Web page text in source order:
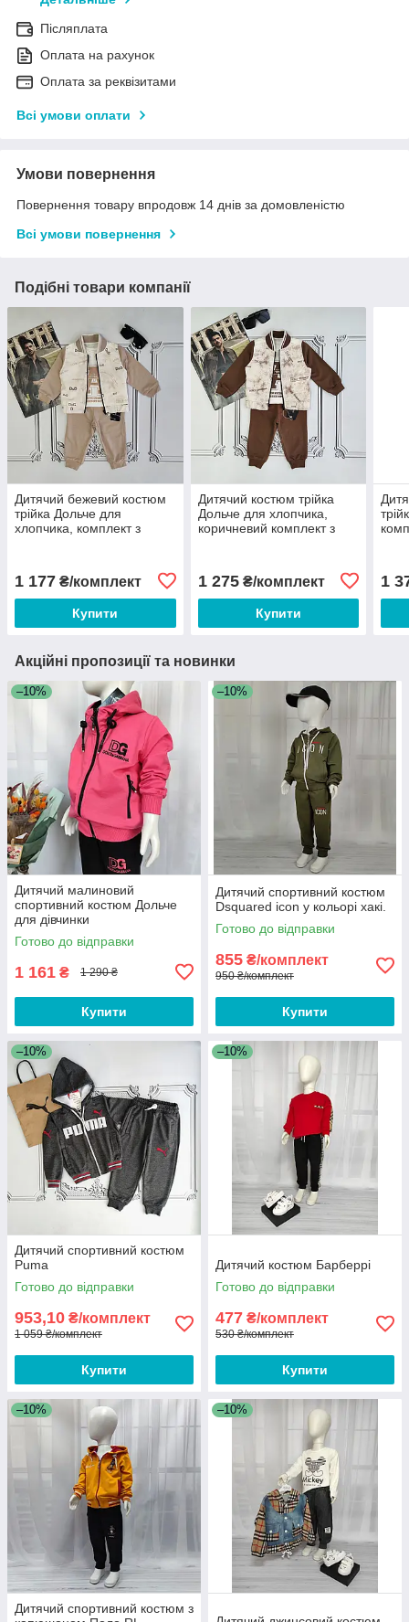
Післяплата
Оплата на рахунок
Оплата за реквізитами
Всі умови оплати
Умови повернення
Повернення товару впродовж 14 днів за домовленістю
Всі умови повернення
Подібні товари компанії
Дитячий бежевий костюм
трійка Дольче для
хлопчика, комплект з
1 177 ₴/комплект
Купити
Дитячий костюм трійка
Дольче для хлопчика,
коричневий комплект з
1 275₴/комплект
Купити
1
Акційні пропозиції та новинки
–10%
Дитячий малиновий
спортивний костюм Дольче
для дівчинки
Готово до відправки
1 161 ₴ 1 290 ₴
Купити
–10%
Дитячий спортивний костюм
Dsquared icon у кольорі хакі.
Готово до відправки
855 ₴/комплект
950 ₴/комплект
Купити
–10%
Дитячий спортивний костюм
Puma
Готово до відправки
953,10 ₴/комплект
1 059 ₴/комплект
Купити
–10%
Дитячий костюм Барберрі
Готово до відправки
477 ₴/комплект
530 ₴/комплект
Купити
–10%
Дитячий спортивний костюм з
–10%